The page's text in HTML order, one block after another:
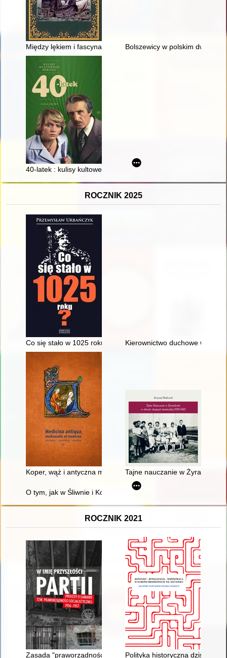
Między lękiem i fascynacją : bałtyckie impresje Jana
Bolszewicy w polskim dworze
40-latek : kulisy kultowego serialu
ROCZNIK 2025
Co się stało w 1025 roku? Kierownictwo duchowe w
Koper, wąż i antyczna medycynaTajne nauczanie w Żyrardowie
O tym, jak w Śliwnie i Konowałach kościoły budowano
ROCZNIK 2021
Zasada "praworządności socjalistycznej" jako wyznacznik
Polityka historyczna dziś i